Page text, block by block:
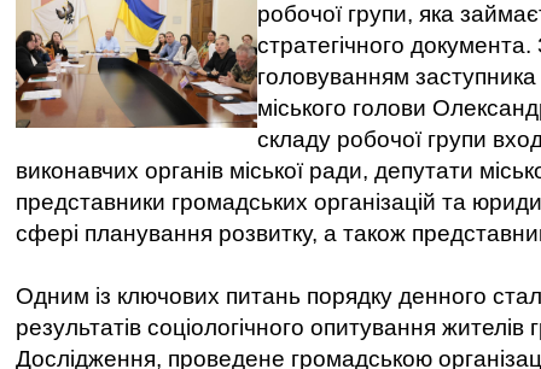
робочої групи, яка
стратегічного
головуванням заступника
міського голови
складу робочої групи
виконавчих органів міської ради, депутати
представники громадських організацій та
сфері планування розвитку, а також
Одним із ключових питань порядку денного
результатів соціологічного опитування жителів
Дослідження, проведене громадською